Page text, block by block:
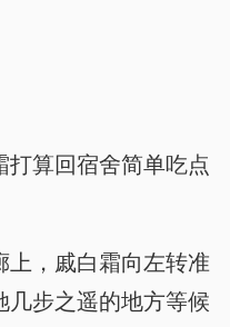
打算回宿舍简单吃点
上，戚白霜向左转准
几步之遥的地方等候